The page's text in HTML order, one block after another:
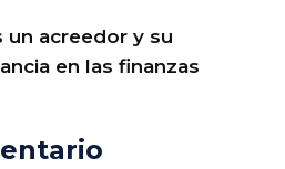
un acreedor y su
en las finanzas